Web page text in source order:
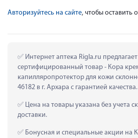
Авторизуйтесь на сайте, чтобы оставить
Интернет аптека Rigla.ru
сертифицированный товар - Кора
капилляропротектор для кожи
46182 в г. Архара с гарантией качества.
Цена на товары указана без учета
доставки.
Бонусная и специальные акции на